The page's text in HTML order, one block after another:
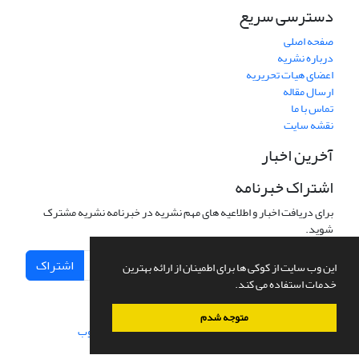
این وب سایت از کوکی ها برای اطمینان از ارائه بهترین
خدمات استفاده می کند.
متوجه شدم
دسترسی سریع
صفحه اصلی
درباره نشریه
اعضای هیات تحریریه
ارسال مقاله
تماس با ما
نقشه سایت
آخرین اخبار
اشتراک خبرنامه
برای دریافت اخبار و اطلاعیه های مهم نشریه در خبرنامه نشریه مشترک
شوید.
اشتراک
سامانه مدیریت نشریات علمی.طراحی و پیاده سازی از سیناوب